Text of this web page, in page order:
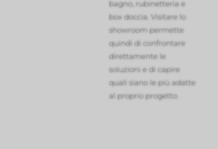
bagno, rubinetteria e
box doccia. Visitare lo
showroom permette
quindi di confrontare
direttamente le
soluzioni e di capire
quali siano le più adatte
al proprio progetto.